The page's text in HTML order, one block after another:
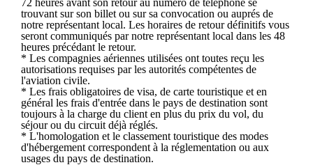
trouvant sur son billet ou sur sa convocation ou auprés de
notre représentant local. Les horaires de retour définitifs vous
seront communiqués par notre représentant local dans les 48
heures précédant le retour.
* Les compagnies aériennes utilisées ont toutes reçu les
autorisations requises par les autorités compétentes de
l'aviation civile.
* Les frais obligatoires de visa, de carte touristique et en
général les frais d'entrée dans le pays de destination sont
toujours à la charge du client en plus du prix du vol, du
séjour ou du circuit déjà réglés.
* L'homologation et le classement touristique des modes
d'hébergement correspondent à la réglementation ou aux
usages du pays de destination.